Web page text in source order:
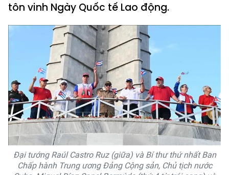
tôn vinh Ngày Quốc tế Lao động.
Đại tướng Raúl Castro Ruz (giữa) và Bí thư thứ nhất Ban
Chấp hành Trung ương Đảng Cộng sản, Chủ tịch nước